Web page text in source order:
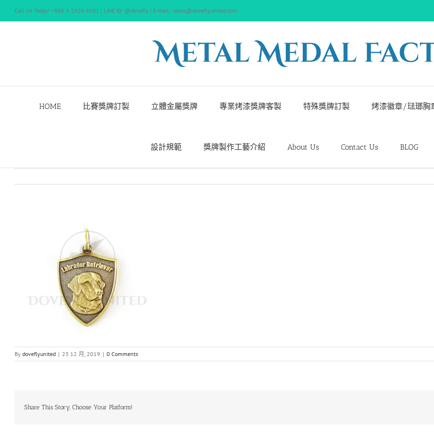
content
Call Us Today! +886 4 2626 9101 | LINE ID: @dovefly | E-mail : sales@doveflyunited.com
HOME 比賽獎牌訂製 立體金屬獎牌 專業烤漆獎牌客製 特殊獎牌訂製 烤漆徽章/琺瑯胸
設計規範 獎牌製作工藝介紹 About Us Contact Us BLOG
By doveflyunited | 23 12 月, 2019 | 0 Comments
Share This Story, Choose Your Platform!